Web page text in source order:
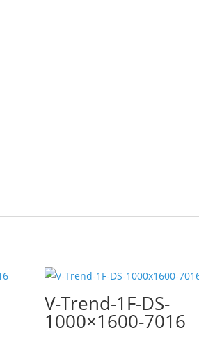
V-Trend-1F-DS-
1000×1600-7016